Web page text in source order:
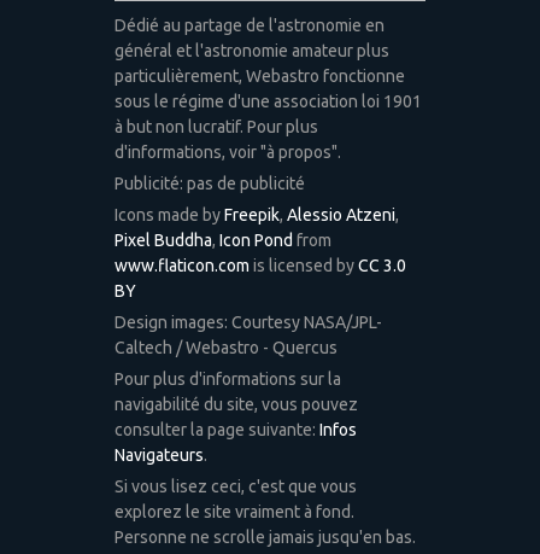
Dédié au partage de l'astronomie en
général et l'astronomie amateur plus
particulièrement, Webastro fonctionne
sous le régime d'une association loi 1901
à but non lucratif. Pour plus
d'informations, voir "à propos".
Publicité: pas de publicité
Icons made byFreepik, Alessio Atzeni,
Pixel Buddha, Icon Pond from
www.flaticon.com is licensed byCC 3.0
BY
Design images: Courtesy NASA/JPL-
Caltech / Webastro - Quercus
Pour plus d'informations sur la
navigabilité du site, vous pouvez
consulter la page suivante: Infos
Navigateurs.
Si vous lisez ceci, c'est que vous
explorez le site vraiment à fond.
Personne ne scrolle jamais jusqu'en bas.